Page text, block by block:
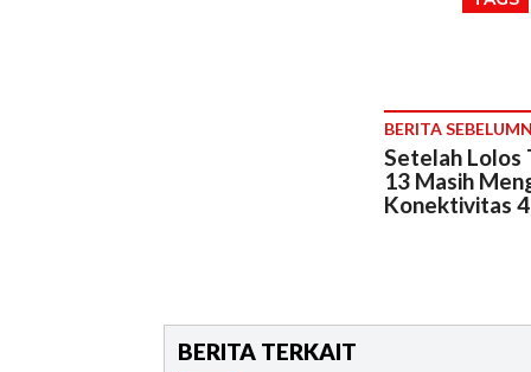
BERITA
Setelah Lolos
13 Masih
Konektivitas
BERITA TERKAIT